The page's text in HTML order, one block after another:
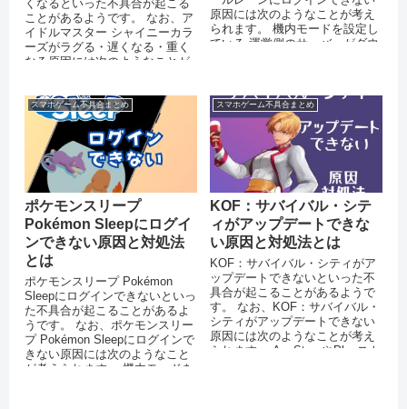
くなるといった不具合が起こる
ことがあるようです。 なお、ア
イドルマスター シャイニーカラ
ーズがラグる・遅くなる・重く
なる原因には次のようなことが
原因には次のようなことが考え
られます。 機内モードを設定し
ている 運営側のサーバーがダウ
スマホゲーム不具合まとめ
ポケモンスリープ
Pokémon Sleepにログイ
ンできない原因と対処法
とは
ポケモンスリープ Pokémon
Sleepにログインできないといっ
た不具合が起こることがあるよ
うです。 なお、ポケモンスリー
プ Pokémon Sleepにログインで
きない原因には次のようなこと
が考えられます。 機内モードを
スマホゲーム不具合まとめ
KOF：サバイバル・シテ
ィがアップデートできな
い原因と対処法とは
KOF：サバイバル・シティがア
ップデートできないといった不
具合が起こることがあるようで
す。 なお、KOF：サバイバル・
シティがアップデートできない
原因には次のようなことが考え
られます。 AppStoreやPlayスト